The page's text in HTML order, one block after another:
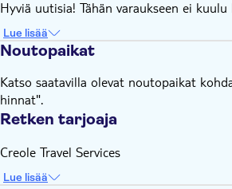
Hyviä uutisia! Tähän varaukseen ei kuulu
Lue lisää
Noutopaikat
Katso saatavilla olevat noutopaikat
hinnat".
Retken tarjoaja
Creole Travel Services
Lue lisää